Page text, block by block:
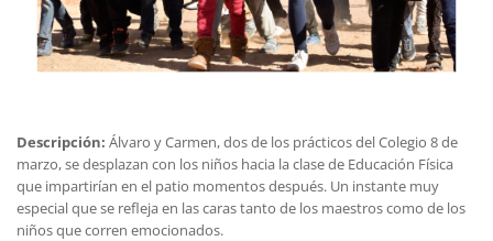
Descripción: Álvaro y Carmen, dos de los prácticos del Colegio 8 de
marzo, se desplazan con los niños hacia la clase de Educación Física
que impartirían en el patio momentos después. Un instante muy
especial que se refleja en las caras tanto de los maestros como de los
niños que corren emocionados.